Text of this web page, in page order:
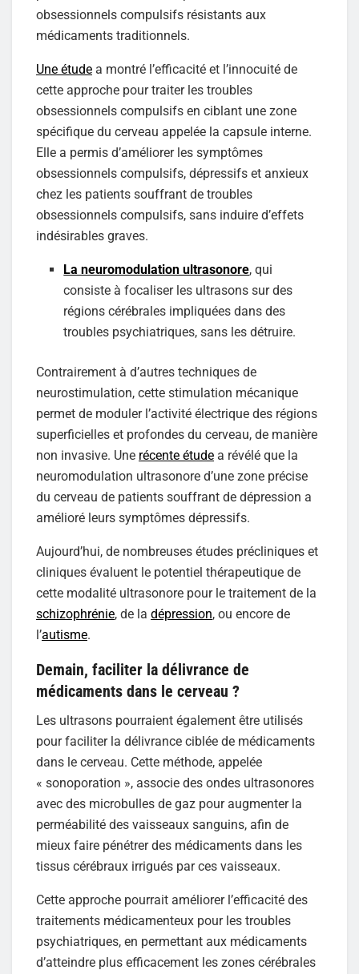
obsessionnels compulsifs résistants aux
médicaments traditionnels.
Une étude a montré l’efficacité et l’innocuité de
cette approche pour traiter les troubles
obsessionnels compulsifs en ciblant une zone
spécifique du cerveau appelée la capsule interne.
Elle a permis d’améliorer les symptômes
obsessionnels compulsifs, dépressifs et anxieux
chez les patients souffrant de troubles
obsessionnels compulsifs, sans induire d’effets
indésirables graves.
La neuromodulation ultrasonore, qui
consiste à focaliser les ultrasons sur des
régions cérébrales impliquées dans des
troubles psychiatriques, sans les détruire.
Contrairement à d’autres techniques de
neurostimulation, cette stimulation mécanique
permet de moduler l’activité électrique des régions
superficielles et profondes du cerveau, de manière
non invasive. Une récente étude a révélé que la
neuromodulation ultrasonore d’une zone précise
du cerveau de patients souffrant de dépression a
amélioré leurs symptômes dépressifs.
Aujourd’hui, de nombreuses études précliniques et
cliniques évaluent le potentiel thérapeutique de
cette modalité ultrasonore pour le traitement de la
schizophrénie, de la dépression, ou encore de
l’autisme.
Demain, faciliter la délivrance de
médicaments dans le cerveau ?
Les ultrasons pourraient également être utilisés
pour faciliter la délivrance ciblée de médicaments
dans le cerveau. Cette méthode, appelée
« sonoporation », associe des ondes ultrasonores
avec des microbulles de gaz pour augmenter la
perméabilité des vaisseaux sanguins, afin de
mieux faire pénétrer des médicaments dans les
tissus cérébraux irrigués par ces vaisseaux.
Cette approche pourrait améliorer l’efficacité des
traitements médicamenteux pour les troubles
psychiatriques, en permettant aux médicaments
d’atteindre plus efficacement les zones cérébrales